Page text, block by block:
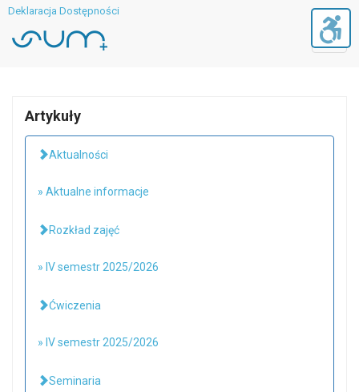
Deklaracja Dostępności
Artykuły
Aktualności
» Aktualne informacje
Rozkład zajęć
» IV semestr 2025/2026
Ćwiczenia
» IV semestr 2025/2026
Seminaria